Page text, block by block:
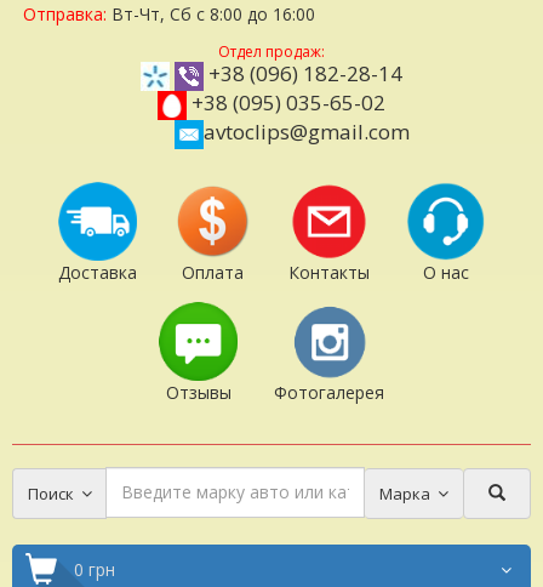
Отправка: Вт-Чт, Сб с 8:00 до 16:00
Отдел продаж:
+38 (096) 182-28-14
+38 (095) 035-65-02
avtoclips@gmail.com
Доставка Оплата Контакты О нас
Отзывы Фотогалерея
Поиск Марка
0 грн